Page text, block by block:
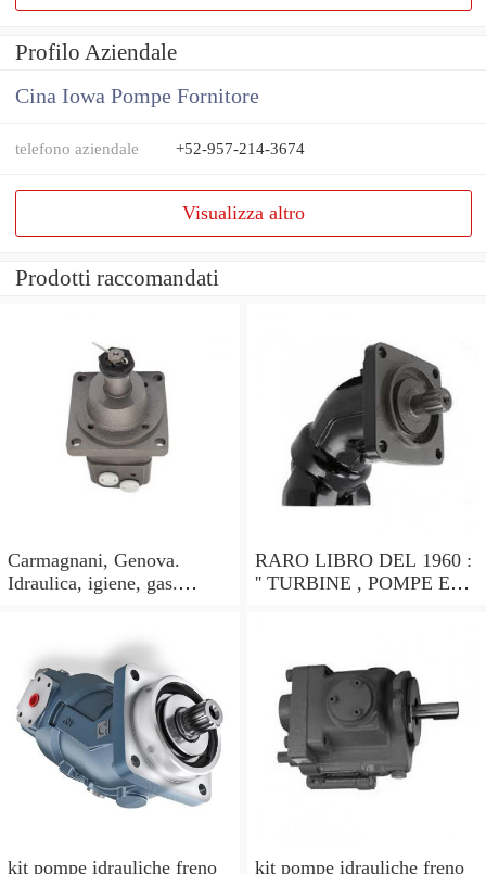
Profilo Aziendale
Cina Iowa Pompe Fornitore
telefono aziendale +52-957-214-3674
Visualizza altro
Prodotti raccomandati
Carmagnani, Genova.
Idraulica, igiene, gas.
RARO LIBRO DEL 1960 :
'' TURBINE , POMPE ED
kit pompe idrauliche freno kit pompe idrauliche freno